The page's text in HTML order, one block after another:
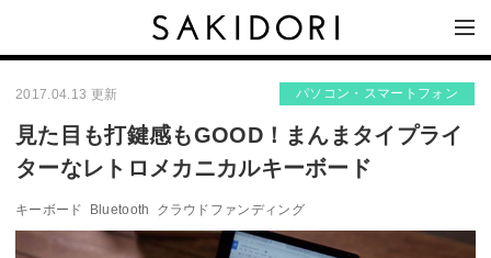
2017.04.13 更新 パソコン・スマートフォン
見た目も打鍵感もGOOD！まんまタイプライ
ターなレトロメカニカルキーボード
キーボード Bluetooth クラウドファンディング